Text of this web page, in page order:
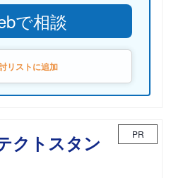
で相談
リストに追加
クトスタン
PR